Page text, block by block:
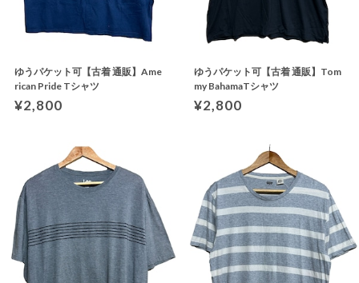
ゆうパケット可【古着 通販】Ame
rican Pride Tシャツ
¥2,800
ゆうパケット可【古着 通販】Tom
my BahamaTシャツ
¥2,800